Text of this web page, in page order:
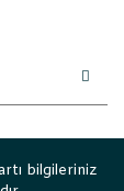
bilgileriniz